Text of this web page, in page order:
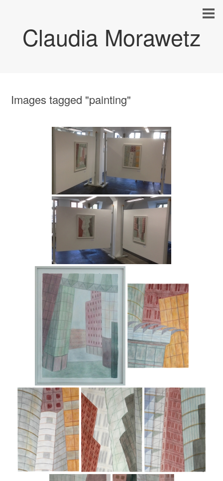
Claudia Morawetz
Images tagged "painting"